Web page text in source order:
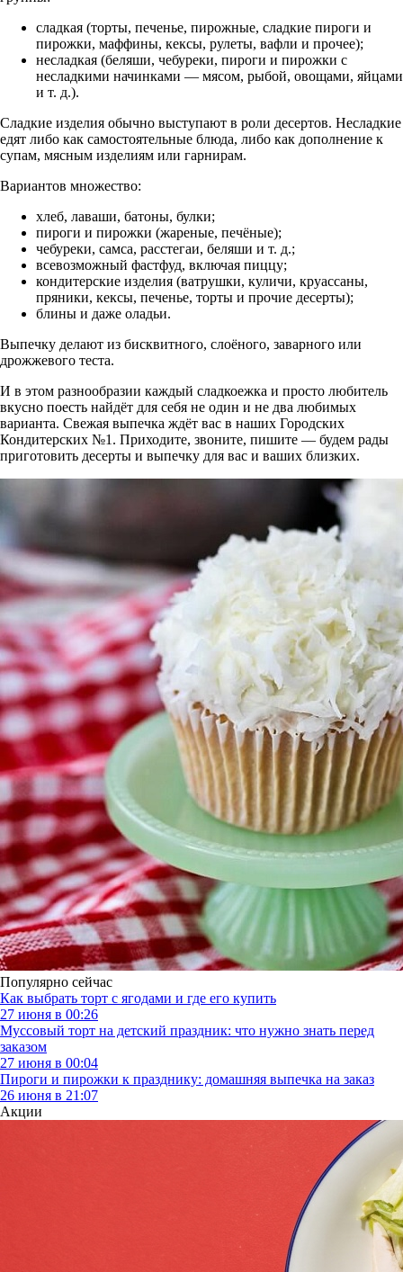
сладкая (торты, печенье, пирожные, сладкие пироги и
пирожки, маффины, кексы, рулеты, вафли и прочее);
несладкая (беляши, чебуреки, пироги и пирожки с
несладкими начинками — мясом, рыбой, овощами, яйцами
и т. д.).
Сладкие изделия обычно выступают в роли десертов. Несладкие
едят либо как самостоятельные блюда, либо как дополнение к
супам, мясным изделиям или гарнирам.
Вариантов множество:
хлеб, лаваши, батоны, булки;
пироги и пирожки (жареные, печёные);
чебуреки, самса, расстегаи, беляши и т. д.;
всевозможный фастфуд, включая пиццу;
кондитерские изделия (ватрушки, куличи, круассаны,
пряники, кексы, печенье, торты и прочие десерты);
блины и даже оладьи.
Выпечку делают из бисквитного, слоёного, заварного или
дрожжевого теста.
И в этом разнообразии каждый сладкоежка и просто любитель
вкусно поесть найдёт для себя не один и не два любимых
варианта. Свежая выпечка ждёт вас в наших Городских
Кондитерских №1. Приходите, звоните, пишите — будем рады
приготовить десерты и выпечку для вас и ваших близких.
Популярно сейчас
Как выбрать торт с ягодами и где его купить
27 июня в 00:26
Муссовый торт на детский праздник: что нужно знать перед
заказом
27 июня в 00:04
Пироги и пирожки к празднику: домашняя выпечка на заказ
26 июня в 21:07
Акции